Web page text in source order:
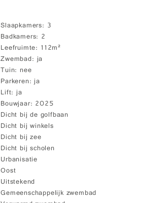
Slaapkamers 3
Badkamers 2
Leefruimte 112m²
Zwembad ja
Tuin nee
Parkeren ja
Lift ja
Bouwjaar 2025
Dicht bij de golfbaan
Dicht bij winkels
Dicht bij zee
Dicht bij scholen
Urbanisatie
Oost
Uitstekend
Gemeenschappelijk zwembad